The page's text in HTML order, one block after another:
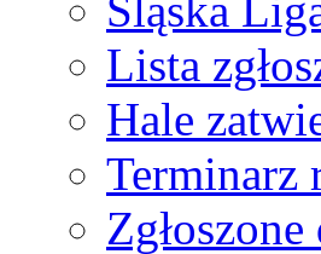
Lista
Hale
Terminarz